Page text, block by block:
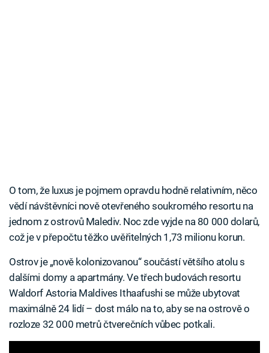
O tom, že luxus je pojmem opravdu hodně relativním, něco
vědí návštěvníci nově otevřeného soukromého resortu na
jednom z ostrovů Malediv. Noc zde vyjde na 80 000 dolarů,
což je v přepočtu těžko uvěřitelných 1,73 milionu korun.
Ostrov je „nově kolonizovanou“ součástí většího atolu s
dalšími domy a apartmány. Ve třech budovách resortu
Waldorf Astoria Maldives Ithaafushi se může ubytovat
maximálně 24 lidí – dost málo na to, aby se na ostrově o
rozloze 32 000 metrů čtverečních vůbec potkali.